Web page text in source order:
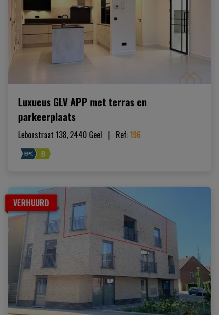
Luxueus GLV APP met terras en
parkeerplaats
Lebonstraat 138, 2440 Geel | Ref: 196
VERHUURD